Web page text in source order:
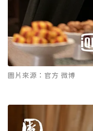
圖片來源：官方 微博